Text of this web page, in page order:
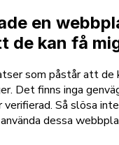
en
de kan få
som påstår att de
Det finns inga
Så slösa
dessa